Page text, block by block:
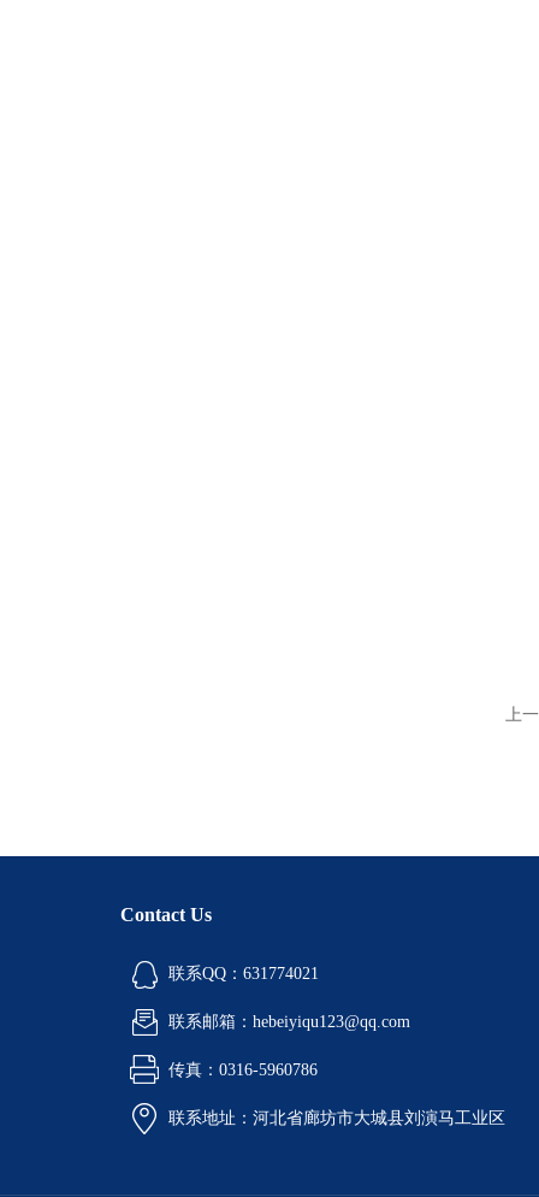
上
Contact Us
联系QQ：631774021
联系邮箱：hebeiyiqu123@qq.com
传真：0316-5960786
联系地址：河北省廊坊市大城县刘演马工业区